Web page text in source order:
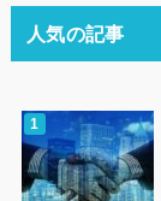
人気の記事